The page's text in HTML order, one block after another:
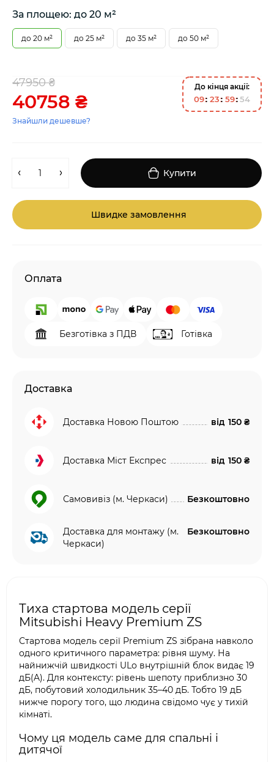
За площею: до 20 м²
до 20 м² до 25 м² до 35 м² до 50 м²
47950 ₴
40758 ₴
Знайшли дешевше?
До кінця акції:
09 23 59 53
Купити
Швидке замовлення
Оплата
Безготівка з ПДВ Готівка
Доставка
Доставка Новою Поштою від 150 ₴
Доставка Міст Експрес від 150 ₴
Самовивіз (м. Черкаси) Безкоштовно
Доставка для монтажу (м.
Черкаси)
Безкоштовно
Тиха стартова модель серії
Mitsubishi Heavy Premium ZS
Стартова модель серії Premium ZS зібрана навколо
одного критичного параметра: рівня шуму. На
найнижчій швидкості ULo внутрішній блок видає 19
дБ(A). Для контексту: рівень шепоту приблизно 30
дБ, побутовий холодильник 35–40 дБ. Тобто 19 дБ
нижче порогу того, що людина свідомо чує у тихій
кімнаті.
Чому ця модель саме для спальні і
дитячої